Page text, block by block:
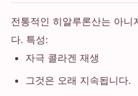
전통적인 히알루론산는 아니
다. 특성:
자극 콜라겐 재생
그것은 오래 지속됩니다.